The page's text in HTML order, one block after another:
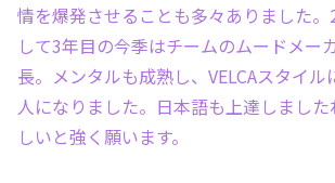
情を爆発させることも多々ありました
して3年目の今季はチームのムードメー
長。メンタルも成熟し、VELCAスタイル
人になりました。日本語も上達しまし
しいと強く願います。